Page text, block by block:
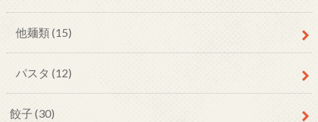
他麺類(15)
パスタ (12)
餃子 (30)